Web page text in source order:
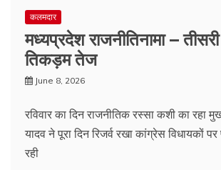
कलमदार
मध्यप्रदेश राजनीतिनामा –
तिकड़म तेज
June 8, 2026
रविवार का दिन राजनीतिक रस्सा कशी का रहा
यादव ने पूरा दिन रिजर्व रखा कांग्रेस विधायकों पर
रही